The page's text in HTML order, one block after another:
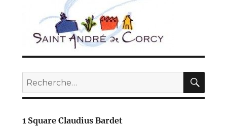
Recherche
pour :
1 Square Claudius Bardet